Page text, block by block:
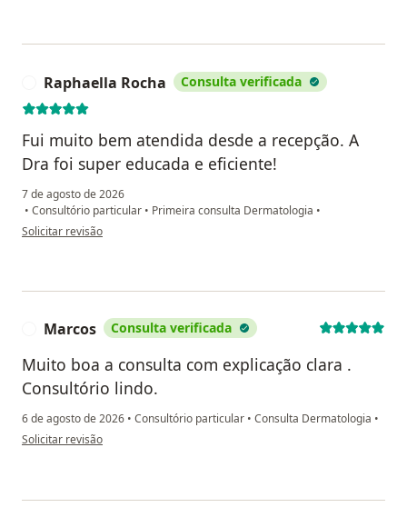
Raphaella Rocha Consulta verificada
Fui muito bem atendida desde a recepção. A
Dra foi super educada e eficiente!
7 de agosto de 2026
• Consultório particular • Primeira consulta Dermatologia •
na opinião do utilizador Raphaella Rocha
Solicitar revisão
Marcos Consulta verificada
Muito boa a consulta com explicação clara .
Consultório lindo.
6 de agosto de 2026 • Consultório particular • Consulta Dermatologia •
na opinião do utilizador Marcos
Solicitar revisão